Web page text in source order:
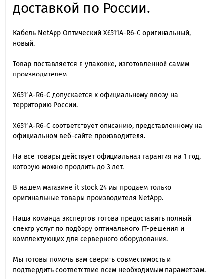
доставкой по России.
Кабель NetApp Оптический X6511A-R6-C оригинальный,
новый.
Товар поставляется в упаковке, изготовленной самим
производителем.
X6511A-R6-C допускается к официальному ввозу на
территорию России.
X6511A-R6-C cоответствует описанию, представленному на
официальном веб-сайте производителя.
На все товары действует официальная гарантия на 1 год,
которую можно продлить до 3 лет.
В нашем магазине it stock 24 мы продаем только
оригинальные товары производителя NetApp.
Наша команда экспертов готова предоставить полный
спектр услуг по подбору оптимального IT-решения и
комплектующих для серверного оборудования.
Мы готовы помочь вам сверить совместимость и
подтвердить соответствие всем необходимым параметрам.